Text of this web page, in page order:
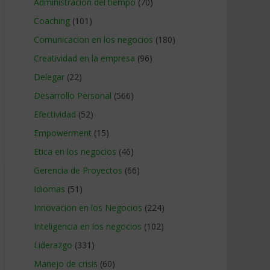
Coaching (101)
Comunicacion en los negocios (180)
Creatividad en la empresa (96)
Delegar (22)
Desarrollo Personal (566)
Efectividad (52)
Empowerment (15)
Etica en los negocios (46)
Gerencia de Proyectos (66)
Idiomas (51)
Innovacion en los Negocios (224)
Inteligencia en los negocios (102)
Liderazgo (331)
Manejo de crisis (60)